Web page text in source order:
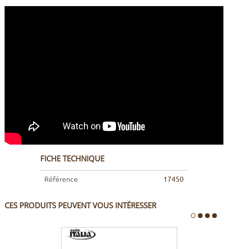
FICHE TECHNIQUE
Référence 17450
CES PRODUITS PEUVENT VOUS INTÉRESSER